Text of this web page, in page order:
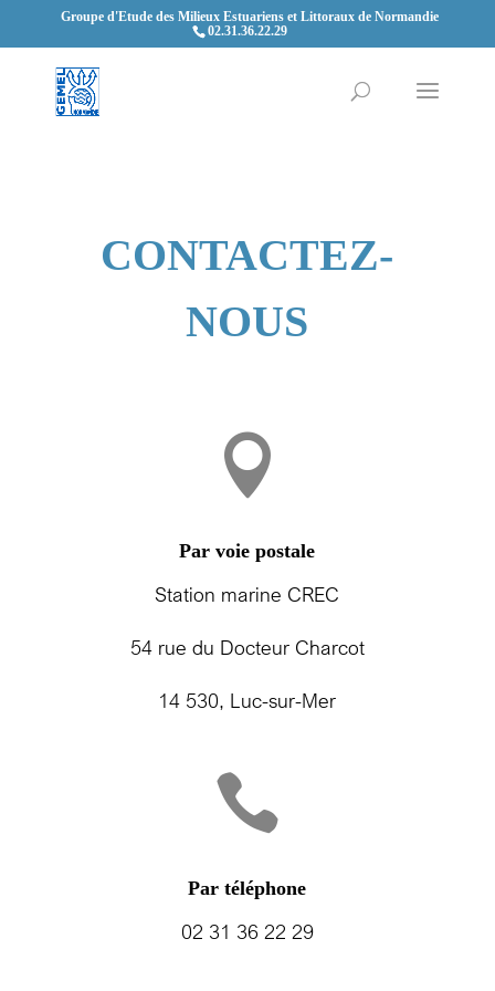
Groupe d'Etude des Milieux Estuariens et Littoraux de Normandie
02.31.36.22.29
CONTACTEZ-
NOUS

Par voie postale
Station marine CREC
54 rue du Docteur Charcot
14 530, Luc-sur-Mer

Par téléphone
02 31 36 22 29